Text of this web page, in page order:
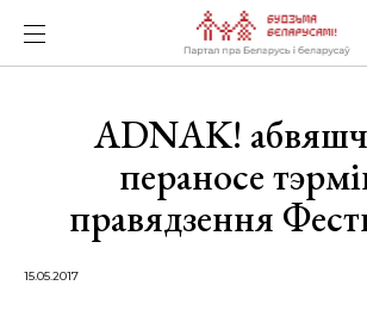
АDNАK!
пераносе
правядзення
15.05.2017